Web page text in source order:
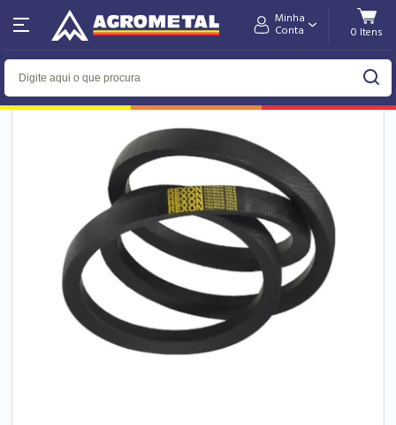
Minha
Conta
Home Ferramentas e Equipamentos Industrial